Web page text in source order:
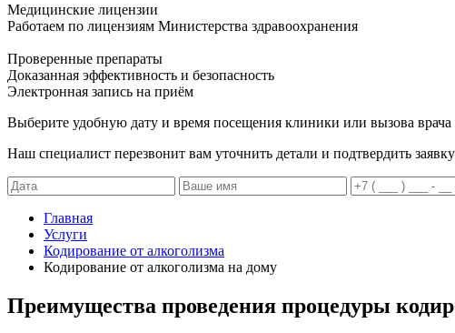
Медицинские лицензии
Работаем по лицензиям Министерства здравоохранения
Проверенные препараты
Доказанная эффективность и безопасность
Электронная запись на приём
Выберите удобную дату и время посещения клиники или вызова
Наш специалист перезвонит вам уточнить детали и подтвердить заявку
Главная
Услуги
Кодирование от алкоголизма
Кодирование от алкоголизма на дому
Преимущества проведения процедуры